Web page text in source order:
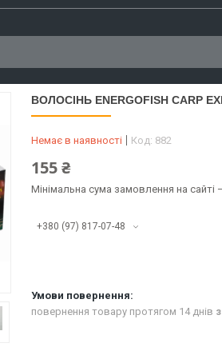
ВОЛОСІНЬ ENERGOFISH CARP
Немає в наявності Код: 882
155 ₴
Мінімальна сума замовлення на сайті
+380 (97) 817-07-48
повернення товару протягом 14 днів